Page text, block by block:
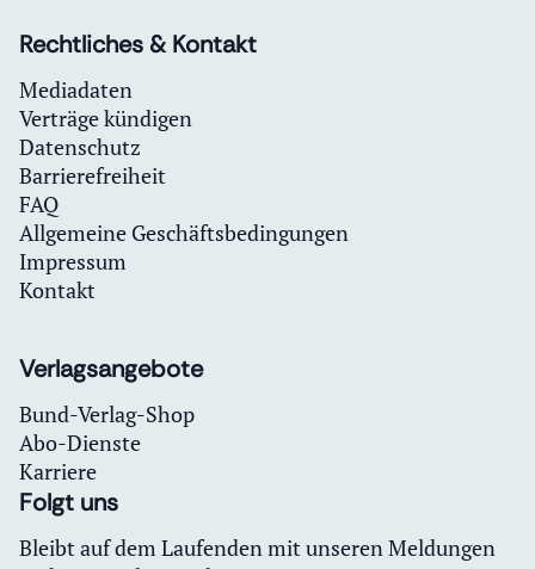
Rechtliches & Kontakt
Mediadaten
Verträge kündigen
Datenschutz
Barrierefreiheit
FAQ
Allgemeine Geschäftsbedingungen
Impressum
Kontakt
Verlagsangebote
Bund-Verlag-Shop
Abo-Dienste
Karriere
Folgt uns
Bleibt auf dem Laufenden mit unseren Meldungen